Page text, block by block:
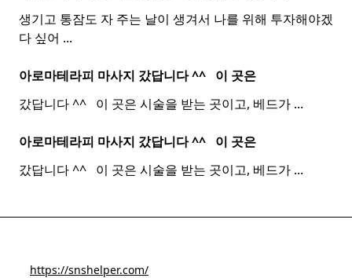
생기고 통잠도 자 주는 날이 생겨서 나를 위해 투자해야겠
다 싶어 ...
아로마테라피 마사지 갔답니다 ^^ ​ ​ 이 곳은
갔답니다 ^^ ​ ​ 이 곳은 시술을 받는 곳이고, 베드가 ...
아로마테라피 마사지 갔답니다 ^^ ​ ​ 이 곳은
갔답니다 ^^ ​ ​ 이 곳은 시술을 받는 곳이고, 베드가 ...
https://snshelper.com/